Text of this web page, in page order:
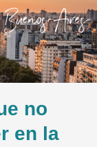
Aires
no
en la